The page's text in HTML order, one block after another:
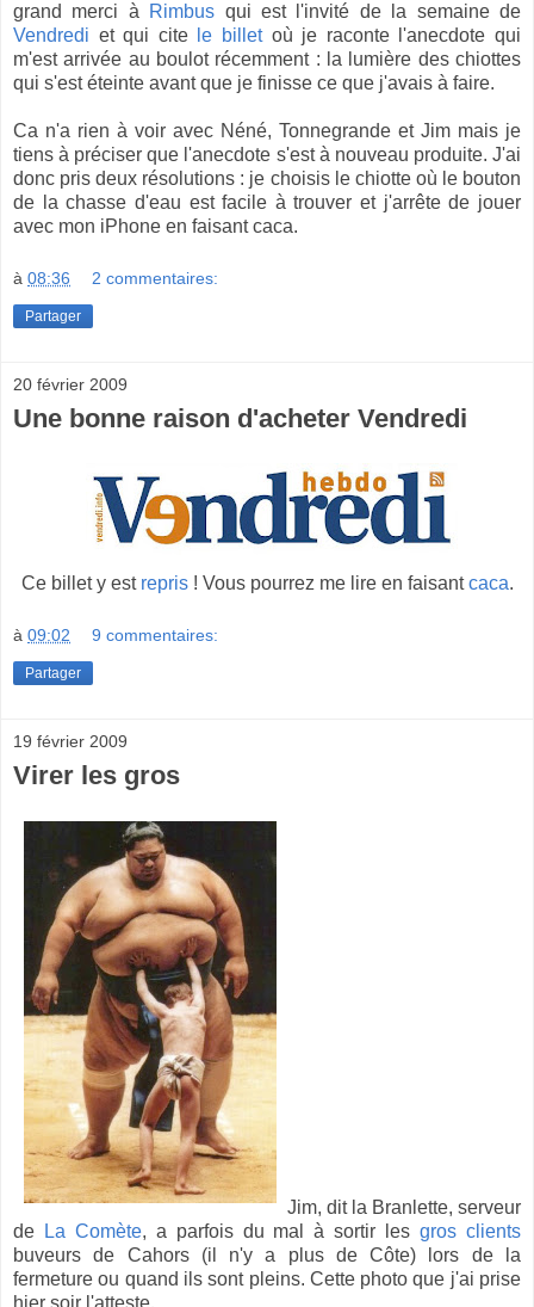
grand merci à
Rimbus qui est l'invité de la semaine de
Vendredi et qui cite le billetoù je raconte l'anecdote qui
m'est arrivée au boulot récemment : la lumière des chiottes
qui s'est éteinte avant que je finisse ce que j'avais à faire.
Ca n'a rien à voir avec Néné, Tonnegrande et Jim mais je
tiens à préciser que l'anecdote s'est à nouveau produite. J'ai
donc pris deux résolutions : je choisis le chiotte où le bouton
de la chasse d'eau est facile à trouver et j'arrête de jouer
avec mon iPhone en faisant caca.
à 08:36 2 commentaires:
Partager
20 février 2009
Une bonne raison d'acheter Vendredi
Ce billet y est repris ! Vous pourrez me lire en faisantcaca.
à 09:02 9 commentaires:
Partager
19 février 2009
Virer les gros
Jim, dit la Branlette, serveur
de
La Comète, a parfois du mal à sortir lesgros clients
buveurs de Cahors (il n'y a plus de Côte) lors de la
fermeture ou quand ils sont pleins. Cette photo que j'ai prise
hier soir l'atteste.